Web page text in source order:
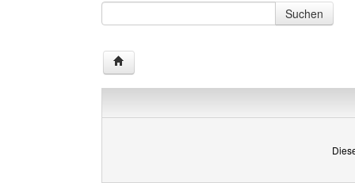
Suche im Forum
Suchen